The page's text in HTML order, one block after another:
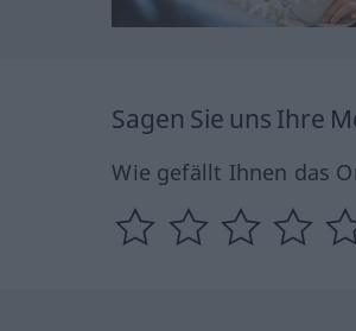
Sagen Sie uns Ihre
Wie gefällt Ihnen das